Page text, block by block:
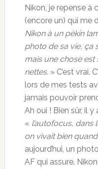
Nikon, je repense
(encore un) qui me
Nikon à un pékin
photo de sa vie, ça
mais une chose
nettes.» C’est vrai.
lors de mes tests
jamais pouvoir
Ah oui ! Bien sûr, il
« l’autofocus, dans
on vivait bien
aujourd’hui, un
AF qui assure.